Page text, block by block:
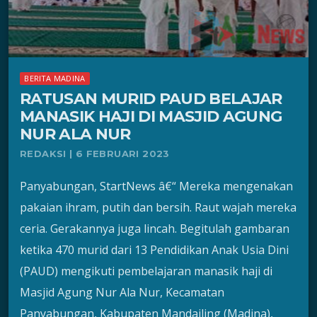
BERITA MADINA
RATUSAN MURID PAUD BELAJAR
MANASIK HAJI DI MASJID AGUNG
NUR ALA NUR
REDAKSI | 6 FEBRUARI 2023
Panyabungan, StartNews â€“ Mereka mengenakan
pakaian ihram, putih dan bersih. Raut wajah mereka
ceria. Gerakannya juga lincah. Begitulah gambaran
ketika 470 murid dari 13 Pendidikan Anak Usia Dini
(PAUD) mengikuti pembelajaran manasik haji di
Masjid Agung Nur Ala Nur, Kecamatan
Panyabungan, Kabupaten Mandailing (Madina),